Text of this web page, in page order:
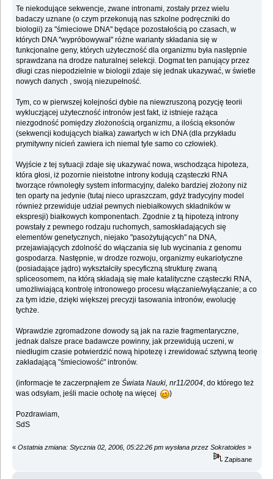
Te niekodujące sekwencje, zwane intronami, zostały przez wielu
badaczy uznane (o czym przekonują nas szkolne podręczniki do
biologii) za "śmieciowe DNA" będące pozostałością po czasach, w
których DNA "wypróbowywał" różne warianty składania się w
funkcjonalne geny, których użyteczność dla organizmu była następnie
sprawdzana na drodze naturalnej selekcji. Dogmat ten panujący przez
długi czas niepodzielnie w biologii zdaje się jednak ukazywać, w świetle
nowych danych , swoją niezupełność.
Tym, co w pierwszej kolejności dybie na niewzruszoną pozycję teorii
wykluczjącej użyteczność intronów jest fakt, iż istnieje rażąca
niezgodność pomiędzy złożonością organizmu, a ilością eksonów
(sekwencji kodujących białka) zawartych w ich DNA (dla przykładu
prymitywny nicień zawiera ich niemal tyle samo co człowiek).
Wyjście z tej sytuacji zdaje się ukazywać nowa, wschodząca hipoteza,
która głosi, iż pozornie nieistotne introny kodują cząsteczki RNA
tworzące równoległy system informacyjny, daleko bardziej złożony niż
ten oparty na jedynie (tutaj nieco upraszczam, gdyż tradycyjny model
również przewiduje udział pewnych niebiałkowych składników w
ekspresji) białkowych komponentach. Zgodnie z tą hipotezą introny
powstały z pewnego rodzaju ruchomych, samoskładających się
elementów genetycznych, niejako "pasożytujących" na DNA,
przejawiających zdolność do włączania się lub wycinania z genomu
gospodarza. Następnie, w drodze rozwoju, organizmy eukariotyczne
(posiadające jądro) wykształciły specyficzną strukturę zwaną
spliceosomem, na którą składają się małe katalityczne cząsteczki RNA,
umożliwiającą kontrolę intronowego procesu włączanie/wyłączanie; a co
za tym idzie, dzięki większej precyzji tasowania intronów, ewolucję
tychże.
Wprawdzie zgromadzone dowody są jak na razie fragmentaryczne,
jednak dalsze prace badawcze powinny, jak przewidują uczeni, w
niedługim czasie potwierdzić nową hipotezę i zrewidować sztywną teorię
zakładającą "śmieciowość" intronów.
(informacje te zaczerpnąłem zeŚwiata Nauki, nr11/2004, do którego też
was odsyłam, jeśli macie ochotę na więcej
)
Pozdrawiam,
SdS
« Ostatnia zmiana: Stycznia 02, 2006, 05:22:26 pm wysłana przez Sokratoides »
Zapisane